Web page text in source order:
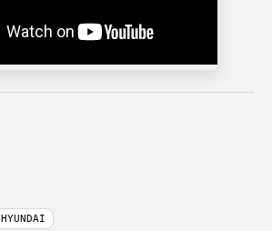
HYUNDAI